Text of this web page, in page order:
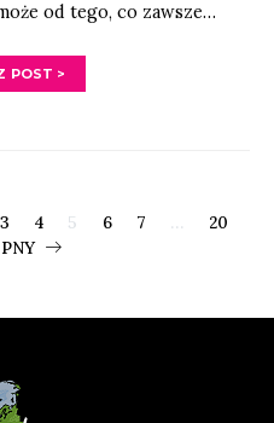
od tego, co zawsze…
POST >
3 4 5 6 7 …
20